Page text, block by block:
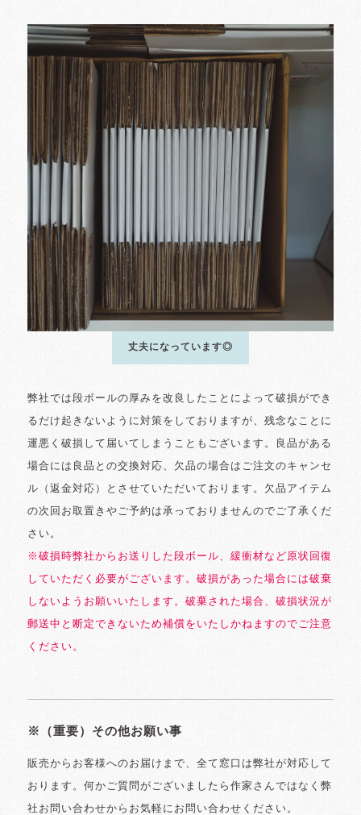
丈夫になっています◎
弊社では段ボールの厚みを改良したことによって破損ができ
るだけ起きないように対策をしておりますが、残念なことに
運悪く破損して届いてしまうこともございます。良品がある
場合には良品との交換対応、欠品の場合はご注文のキャンセ
ル（返金対応）とさせていただいております。欠品アイテム
の次回お取置きやご予約は承っておりませんのでご了承くだ
さい。
※破損時弊社からお送りした段ボール、緩衝材など原状回復
していただく必要がございます。破損があった場合には破棄
しないようお願いいたします。破棄された場合、破損状況が
郵送中と断定できないため補償をいたしかねますのでご注意
ください。
※（重要）その他お願い事
販売からお客様へのお届けまで、全て窓口は弊社が対応して
おります。何かご質問がございましたら作家さんではなく弊
社お問い合わせからお気軽にお問い合わせください。